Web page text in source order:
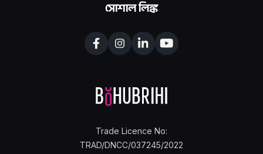
সোশাল লিঙ্ক
Trade Licence No:
TRAD/DNCC/037245/2022